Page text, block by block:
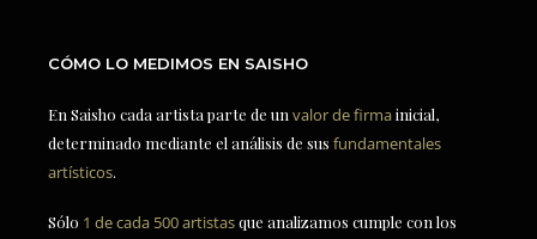
CÓMO LO MEDIMOS EN SAISHO
En Saisho cada artista parte de un valor de firmainicial,
determinado mediante el análisis de sus fundamentales
artísticos.
Sólo 1 de cada 500 artistasque analizamos cumple con los